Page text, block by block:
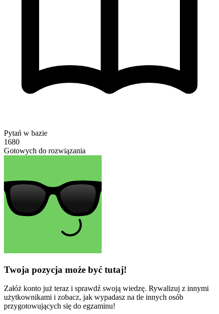
Pytań w bazie
1680
Gotowych do rozwiązania
Twoja pozycja może być tutaj!
Załóż konto już teraz i sprawdź swoją wiedzę. Rywalizuj z innymi
użytkownikami i zobacz, jak wypadasz na tle innych osób
przygotowujących się do egzaminu!